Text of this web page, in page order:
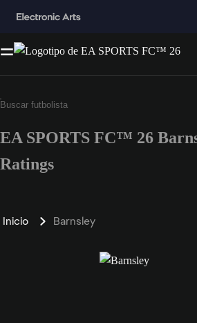
EA SPORTS FC™ 26
Ratings
Inicio Barnsley